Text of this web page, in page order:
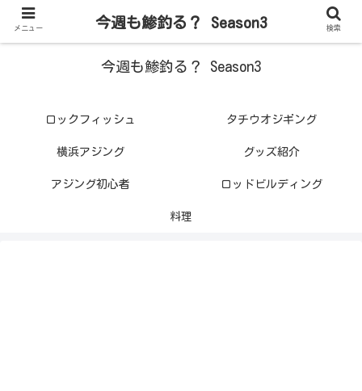
今週も鯵釣る？ Season3
ロックフィッシュ タチウオジギング
横浜アジング グッズ紹介
アジング初心者 ロッドビルディング
料理
メニュー 今週も鯵釣る？ Season3 検索